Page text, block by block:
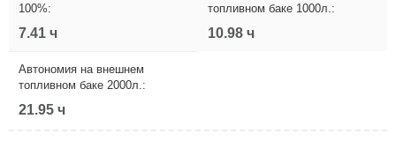
100%:
7.41 ч
топливном баке 1000л.:
10.98 ч
Автономия на внешнем
топливном баке 2000л.:
21.95 ч